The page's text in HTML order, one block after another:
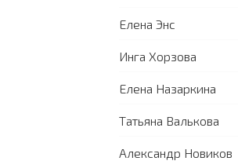
Елена Энс
Инга Хорзова
Елена Назаркина
Татьяна Валькова
Александр Новиков